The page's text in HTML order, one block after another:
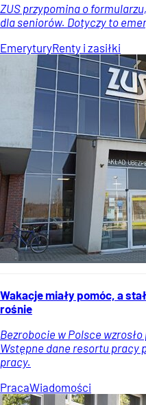
ZUS przypomina o
dla seniorów. Dotyczy to
EmeryturyRenty i zasiłki
Wakacje miały pomóc, a
rośnie
Bezrobocie w Polsce
Wstępne dane resortu pracy
pracy.
PracaWiadomości